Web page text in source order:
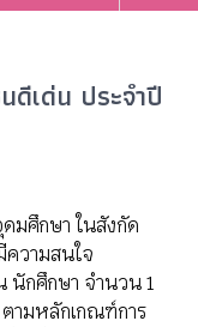
ดีเด่น ประจำปี
มศึกษา ในสังกัด
ความสนใจ
นักศึกษา จำนวน 1
ามหลักเกณฑ์การ